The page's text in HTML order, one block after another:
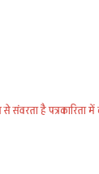
संवरता है पत्रकारिता में